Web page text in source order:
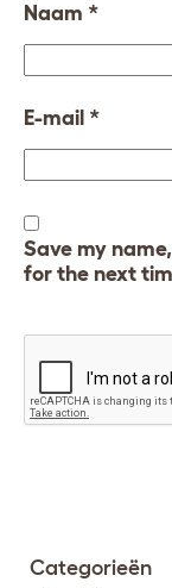
Naam *
E-mail *
Save my
for the next
Categorieën